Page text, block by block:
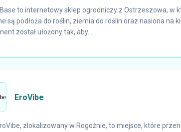
to internetowy sklep ogrodniczy z Ostrzeszowa, w
są podłoża do roślin, ziemia do roślin oraz nasiona na
został ułożony tak, aby...
EroVibe
zlokalizowany w Rogoźnie, to miejsce, które